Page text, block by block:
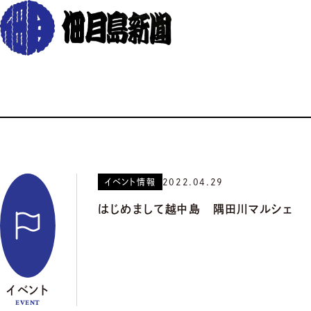
イベント情報 2022.04.29
はじめまして越中島 隅田川マルシェ
イベント
EVENT